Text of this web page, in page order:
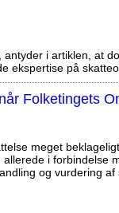
i artiklen, at
ekspertise på
Folketingets
meget
i forbindelse
og vurdering af